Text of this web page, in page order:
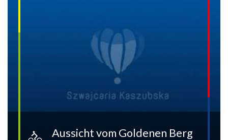
Aussicht vom Goldenen Berg